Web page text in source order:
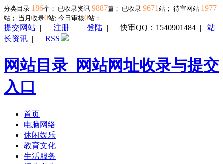
分类目录 186个； 已收录资讯 9887篇； 已收录 9671 站； 待审网站 1977
站； 当月收录0站; 今日审核0站；
提交网站 | 注册 | 登陆 |快审QQ：1540901484 | 站
长资讯 | RSS
网站目录_网站网址收录与提交
入口
首页
电脑网络
休闲娱乐
教育文化
生活服务